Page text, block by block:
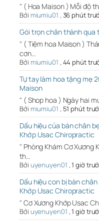
" ( Hoa Maison ) Mỗi độ
Bởi miumiu01 , 36 phút
Gói trọn chân thành qua
" ( Tiệm hoa Maison )
cơn…
Bởi miumiu01 , 44 phút
Tự tay làm hoa tặng mẹ
Maison
" ( Shop hoa ) Ngày hai
Bởi miumiu01 , 51 phút
Dấu hiệu của bàn chân
Khớp Usac Chiropractic
" Phòng Khám Cơ Xương
th…
Bởi uyenuyen01 ,1 giờ
Dấu hiệu con bị bàn
Khớp Usac Chiropractic
" Cơ Xương Khớp Usac
Bởi uyenuyen01 ,1 giờ